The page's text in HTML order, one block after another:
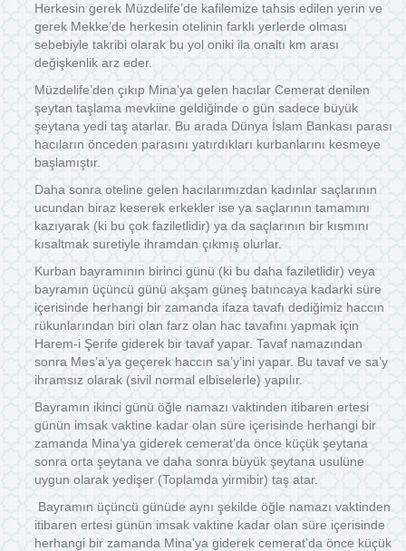
Herkesin gerek Müzdelife’de kafilemize tahsis edilen yerin ve
gerek Mekke’de herkesin otelinin farklı yerlerde olması
sebebiyle takribi olarak bu yol oniki ila onaltı km arası
değişkenlik arz eder.
Müzdelife’den çıkıp Mina’ya gelen hacılar Cemerat denilen
şeytan taşlama mevkiine geldiğinde o gün sadece büyük
şeytana yedi taş atarlar. Bu arada Dünya İslam Bankası parası
hacıların önceden parasını yatırdıkları kurbanlarını kesmeye
başlamıştır.
Daha sonra oteline gelen hacılarımızdan kadınlar saçlarının
ucundan biraz keserek erkekler ise ya saçlarının tamamını
kazıyarak (ki bu çok faziletlidir) ya da saçlarının bir kısmını
kısaltmak suretiyle ihramdan çıkmış olurlar.
Kurban bayramının birinci günü (ki bu daha faziletlidir) veya
bayramın üçüncü günü akşam güneş batıncaya kadarki süre
içerisinde herhangi bir zamanda ifaza tavafı dediğimiz haccın
rükunlarından biri olan farz olan hac tavafını yapmak için
Harem-i Şerife giderek bir tavaf yapar. Tavaf namazından
sonra Mes’a’ya geçerek haccın sa’y’ini yapar. Bu tavaf ve sa’y
ihramsız olarak (sivil normal elbiselerle) yapılır.
Bayramın ikinci günü öğle namazı vaktinden itibaren ertesi
günün imsak vaktine kadar olan süre içerisinde herhangi bir
zamanda Mina’ya giderek cemerat’da önce küçük şeytana
sonra orta şeytana ve daha sonra büyük şeytana usulüne
uygun olarak yedişer (Toplamda yirmibir) taş atar.
Bayramın üçüncü günüde aynı şekilde öğle namazı vaktinden
itibaren ertesi günün imsak vaktine kadar olan süre içerisinde
herhangi bir zamanda Mina’ya giderek cemerat’da önce küçük